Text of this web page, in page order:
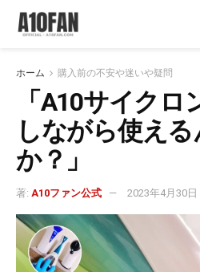
ホーム 購入前の不安や迷いや疑問
「A10サイク
しながら使え
か？」
著: A10ファン公式 2023年4月30日